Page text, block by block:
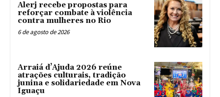
Alerj recebe propostas para
reforçar combate à violência
contra mulheres no Rio
6 de agosto de 2026
Arraiá d’Ajuda 2026 reúne
atrações culturais, tradição
junina e solidariedade em Nova
Iguaçu